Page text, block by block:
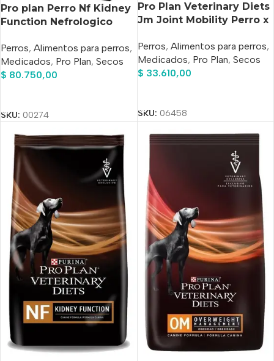
Pro plan Perro Nf Kidney
Function Nefrologico
Perros, Alimentos para perros,
Medicados, Pro Plan, Secos
$ 80.750,00
SKU: 00274
Pro Plan Veterinary Diets
Jm Joint Mobility Perro x
Perros, Alimentos para perros,
Medicados, Pro Plan, Secos
$ 33.610,00
SKU: 06458